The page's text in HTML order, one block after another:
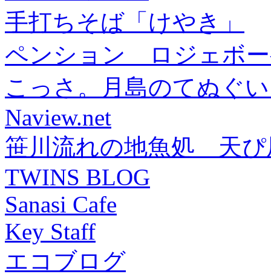
手打ちそば「けやき」
ペンション ロジェボ
こっさ。月島のてぬぐ
Naview.net
笹川流れの地魚処 天ぴ
TWINS BLOG
Sanasi Cafe
Key Staff
エコブログ